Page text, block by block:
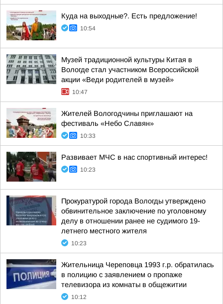
Куда на выходные?. Есть предложение!
10:54
Музей традиционной культуры Китая в
Вологде стал участником Всероссийской
акции «Веди родителей в музей»
10:47
Жителей Вологодчины приглашают на
фестиваль «Небо Славян»
10:33
Развивает МЧС в нас спортивный интерес!
10:23
Прокуратурой города Вологды утверждено
обвинительное заключение по уголовному
делу в отношении ранее не судимого 19-
летнего местного жителя
10:23
Жительница Череповца 1993 г.р. обратилась
в полицию с заявлением о пропаже
телевизора из комнаты в общежитии
10:12